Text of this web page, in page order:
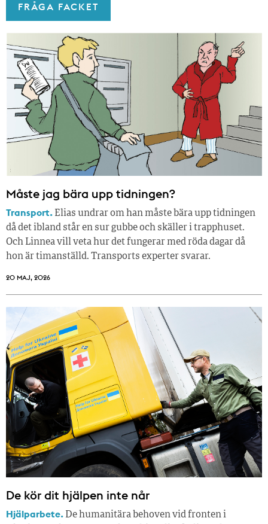
FRÅGA FACKET
Måste jag bära upp tidningen?
Transport. Elias undrar om han måste bära upp tidningen
då det ibland står en sur gubbe och skäller i trapphuset.
Och Linnea vill veta hur det fungerar med röda dagar då
hon är timanställd. Transports experter svarar.
20 MAJ, 2026
De kör dit hjälpen inte når
Hjälparbete. De humanitära behoven vid fronten i